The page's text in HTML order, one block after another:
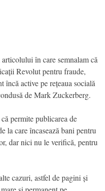
în care semnalam că
Revolut pentru fraude,
încă active pe rețeaua socială
de Mark Zuckerberg.
permite publicarea de
la care încasează bani pentru
dar nici nu le verifică, pentru
cazuri, astfel de pagini și